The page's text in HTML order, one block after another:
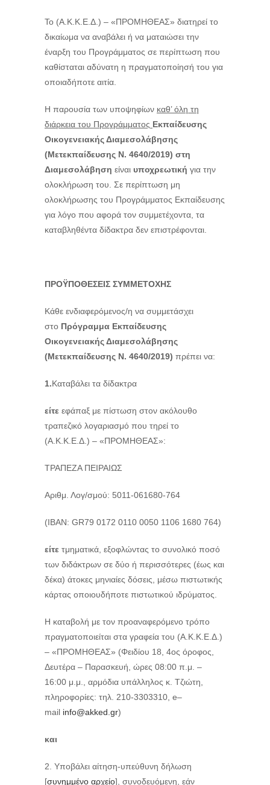
Το (Α.Κ.Κ.Ε.Δ.) – «ΠΡΟΜΗΘΕΑΣ» διατηρεί το
δικαίωμα να αναβάλει ή να ματαιώσει την
έναρξη του Προγράμματος σε περίπτωση που
καθίσταται αδύνατη η πραγματοποίησή του για
οποιαδήποτε αιτία.
Η παρουσία των υποψηφίων καθ’ όλη τη
διάρκεια του Προγράμματος Εκπαίδευσης
Οικογενειακής Διαμεσολάβησης
(Μετεκπαίδευσης Ν. 4640/2019) στη
Διαμεσολάβηση είναι υποχρεωτική για την
ολοκλήρωση του. Σε περίπτωση μη
ολοκλήρωσης του Προγράμματος Εκπαίδευσης
για λόγο που αφορά τον συμμετέχοντα, τα
καταβληθέντα δίδακτρα δεν επιστρέφονται.
ΠΡΟΫΠΟΘΕΣΕΙΣ ΣΥΜΜΕΤΟΧΗΣ
Κάθε ενδιαφερόμενος/η να συμμετάσχει
στο Πρόγραμμα Εκπαίδευσης
Οικογενειακής Διαμεσολάβησης
(Μετεκπαίδευσης Ν. 4640/2019) πρέπει να:
1.Καταβάλει τα δίδακτρα
είτε εφάπαξ με πίστωση στον ακόλουθο
τραπεζικό λογαριασμό που τηρεί το
(Α.Κ.Κ.Ε.Δ.) – «ΠΡΟΜΗΘΕΑΣ»:
ΤΡΑΠΕΖΑ ΠΕΙΡΑΙΩΣ
Αριθμ. Λογ/σμού: 5011-061680-764
(ΙΒΑΝ: GR79 0172 0110 0050 1106 1680 764)
είτε τμηματικά, εξοφλώντας το συνολικό ποσό
των διδάκτρων σε δύο ή περισσότερες (έως και
δέκα) άτοκες μηνιαίες δόσεις, μέσω πιστωτικής
κάρτας οποιουδήποτε πιστωτικού ιδρύματος.
Η καταβολή με τον προαναφερόμενο τρόπο
πραγματοποιείται στα γραφεία του (Α.Κ.Κ.Ε.Δ.)
– «ΠΡΟΜΗΘΕΑΣ» (Φειδίου 18, 4ος όροφος,
Δευτέρα – Παρασκευή, ώρες 08:00 π.μ. –
16:00 μ.μ., αρμόδια υπάλληλος κ. Τζιώτη,
πληροφορίες: τηλ. 210-3303310, e–
mail info@akked gr)
και
Υποβάλει αίτηση-υπεύθυνη δήλωση
[συνημμένο αρχείο], συνοδευόμενη, εάν